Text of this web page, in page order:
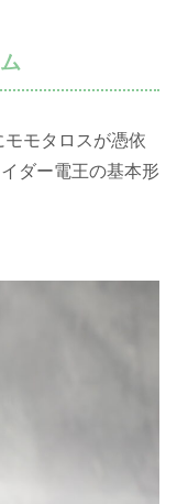
モタロスが憑依
ダー電王の基本形